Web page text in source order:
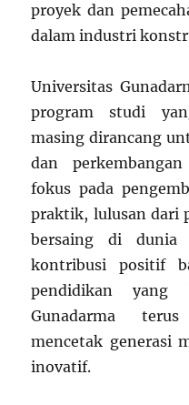
proyek dan
dalam industri
Universitas
program studi
masing dirancang
dan
fokus pada
praktik, lulusan dari
bersaing di dunia
kontribusi positif
pendidikan yang
Gunadarma
mencetak generasi
inovatif.